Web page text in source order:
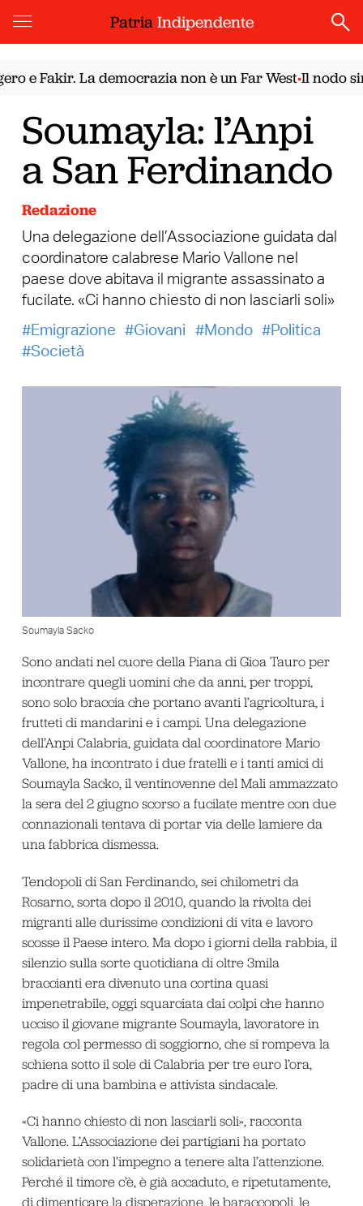
PatriaIndipendente
e Fakir. La democrazia non è un Far West•Il nodo
Soumayla: l’Anpi
a San Ferdinando
Redazione
Una delegazione dell’Associazione guidata dal
coordinatore calabrese Mario Vallone nel
paese dove abitava il migrante assassinato a
fucilate. «Ci hanno chiesto di non lasciarli soli»
Emigrazione
Giovani Mondo
Politica
Società
Soumayla Sacko
Sono andati nel cuore della Piana di Gioa Tauro per
incontrare quegli uomini che da anni, per troppi,
sono solo braccia che portano avanti l’agricoltura, i
frutteti di mandarini e i campi. Una delegazione
dell’Anpi Calabria, guidata dal coordinatore Mario
Vallone, ha incontrato i due fratelli e i tanti amici di
Soumayla Sacko, il ventinovenne del Mali ammazzato
la sera del 2 giugno scorso a fucilate mentre con due
connazionali tentava di portar via delle lamiere da
una fabbrica dismessa.
Tendopoli di San Ferdinando, sei chilometri da
Rosarno, sorta dopo il 2010, quando la rivolta dei
migranti alle durissime condizioni di vita e lavoro
scosse il Paese intero. Ma dopo i giorni della rabbia, il
silenzio sulla sorte quotidiana di oltre 3mila
braccianti era divenuto una cortina quasi
impenetrabile, oggi squarciata dai colpi che hanno
ucciso il giovane migrante Soumayla, lavoratore in
regola col permesso di soggiorno, che si rompeva la
schiena sotto il sole di Calabria per tre euro l’ora,
padre di una bambina e attivista sindacale.
«Ci hanno chiesto di non lasciarli soli», racconta
Vallone. L’Associazione dei partigiani ha portato
solidarietà con l’impegno a tenere alta l’attenzione.
Perché il timore c’è, è già accaduto, e ripetutamente,
di dimenticare la disperazione, le baraccopoli, le